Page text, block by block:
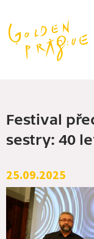
hlavnímu
obsahu
Festival
sestry: 40
25.09.2025